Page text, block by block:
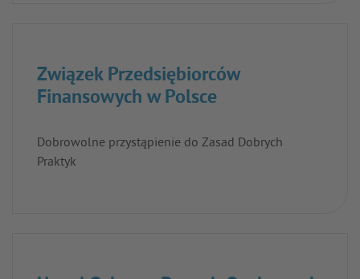
Związek Przedsiębiorców
Finansowych w Polsce
Dobrowolne przystąpienie do Zasad Dobrych
Praktyk